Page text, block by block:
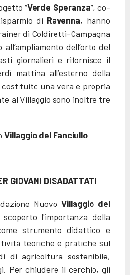
“Verde Speranza”, co-
di Ravenna, hanno
di Coldiretti-Campagna
dell’orto del
giornalieri e rifornisce il
mattina all’esterno della
una vera e propria
al Villaggio sono inoltre tre
Villaggio del Fanciullo.
GIOVANI DISADATTATI
Nuovo Villaggio del
l'importanza della
strumento didattico e
teoriche e pratiche sul
di agricoltura sostenibile,
Per chiudere il cerchio, gli